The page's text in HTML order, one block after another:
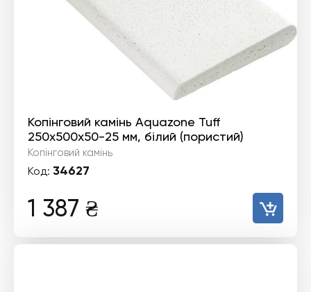
Копінговий камінь Aquazone Tuff
250x500x50-25 мм, білий (пористий)
Копінговий камінь
Код: 34627
1 387 ₴